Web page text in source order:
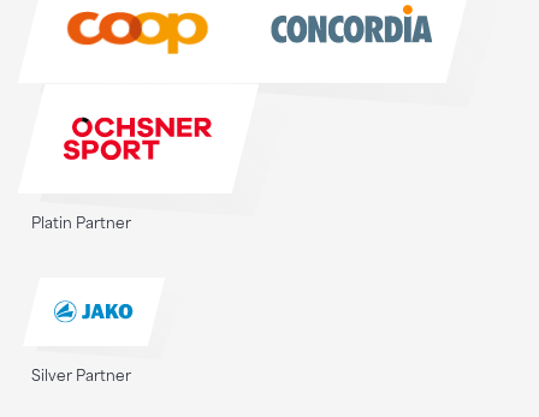
Platin Partner
Silver Partner